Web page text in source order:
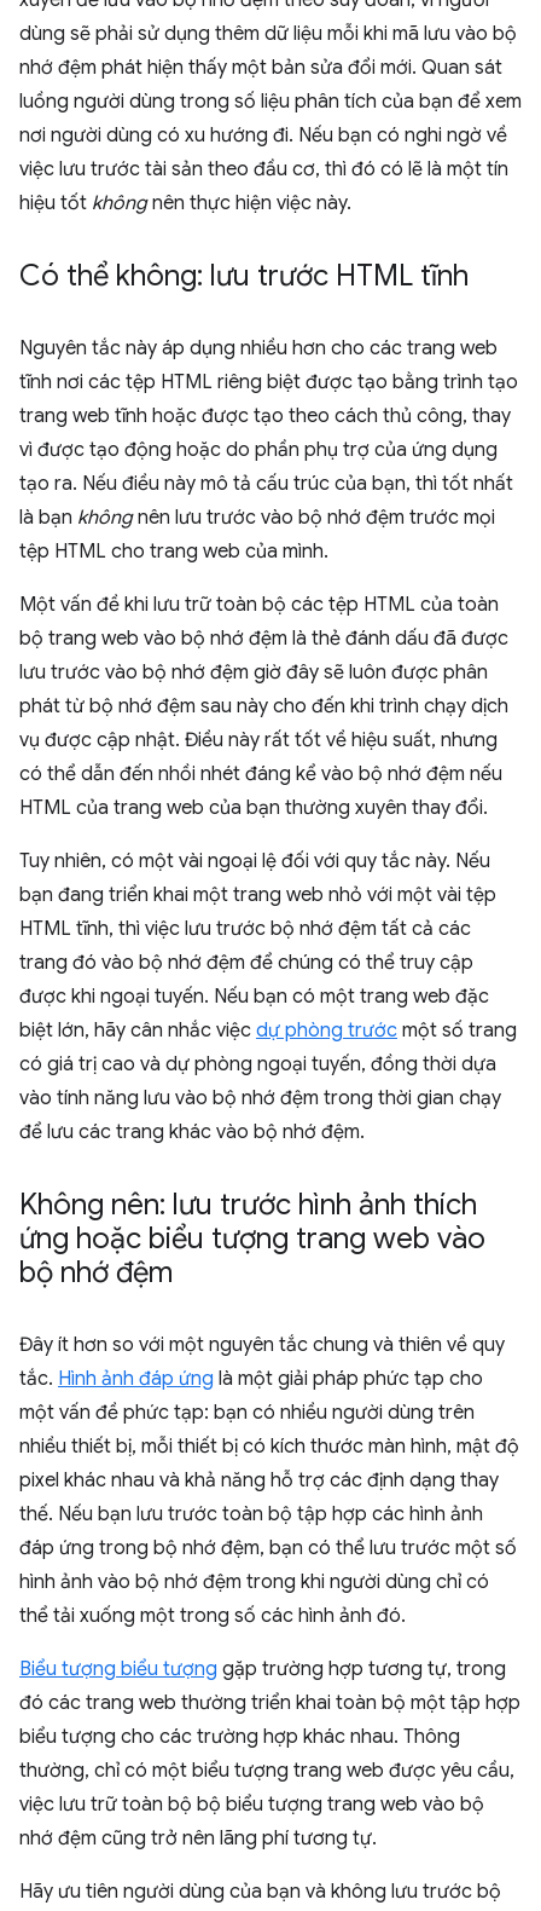
dùng sẽ phải sử dụng thêm dữ liệu mỗi khi mã lưu vào bộ
nhớ đệm phát hiện thấy một bản sửa đổi mới. Quan sát
luồng người dùng trong số liệu phân tích của bạn để xem
nơi người dùng có xu hướng đi. Nếu bạn có nghi ngờ về
việc lưu trước tài sản theo đầu cơ, thì đó có lẽ là một tín
hiệu tốt khôngnên thực hiện việc này.
Có thể không: lưu trước HTML tĩnh
Nguyên tắc này áp dụng nhiều hơn cho các trang web
tĩnh nơi các tệp HTML riêng biệt được tạo bằng trình tạo
trang web tĩnh hoặc được tạo theo cách thủ công, thay
vì được tạo động hoặc do phần phụ trợ của ứng dụng
tạo ra. Nếu điều này mô tả cấu trúc của bạn, thì tốt nhất
là bạn khôngnên lưu trước vào bộ nhớ đệm trước mọi
tệp HTML cho trang web của mình.
Một vấn đề khi lưu trữ toàn bộ các tệp HTML của toàn
bộ trang web vào bộ nhớ đệm là thẻ đánh dấu đã được
lưu trước vào bộ nhớ đệm giờ đây sẽ luôn được phân
phát từ bộ nhớ đệm sau này cho đến khi trình chạy dịch
vụ được cập nhật. Điều này rất tốt về hiệu suất, nhưng
có thể dẫn đến nhồi nhét đáng kể vào bộ nhớ đệm nếu
HTML của trang web của bạn thường xuyên thay đổi.
Tuy nhiên, có một vài ngoại lệ đối với quy tắc này. Nếu
bạn đang triển khai một trang web nhỏ với một vài tệp
HTML tĩnh, thì việc lưu trước bộ nhớ đệm tất cả các
trang đó vào bộ nhớ đệm để chúng có thể truy cập
được khi ngoại tuyến. Nếu bạn có một trang web đặc
biệt lớn, hãy cân nhắc việc dự phòng trước một số trang
có giá trị cao và dự phòng ngoại tuyến, đồng thời dựa
vào tính năng lưu vào bộ nhớ đệm trong thời gian chạy
để lưu các trang khác vào bộ nhớ đệm.
Không nên: lưu trước hình ảnh thích
ứng hoặc biểu tượng trang web vào
bộ nhớ đệm
Đây ít hơn so với một nguyên tắc chung và thiên về quy
tắc. Hình ảnh đáp ứng là một giải pháp phức tạp cho
một vấn đề phức tạp: bạn có nhiều người dùng trên
nhiều thiết bị, mỗi thiết bị có kích thước màn hình, mật độ
pixel khác nhau và khả năng hỗ trợ các định dạng thay
thế. Nếu bạn lưu trước toàn bộ tập hợp các hình ảnh
đáp ứng trong bộ nhớ đệm, bạn có thể lưu trước một số
hình ảnh vào bộ nhớ đệm trong khi người dùng chỉ có
thể tải xuống một trong số các hình ảnh đó.
Biểu tượng biểu tượng gặp trường hợp tương tự, trong
đó các trang web thường triển khai toàn bộ một tập hợp
biểu tượng cho các trường hợp khác nhau. Thông
thường, chỉ có một biểu tượng trang web được yêu cầu,
việc lưu trữ toàn bộ bộ biểu tượng trang web vào bộ
nhớ đệm cũng trở nên lãng phí tương tự.
Hãy ưu tiên người dùng của bạn và không lưu trước bộ